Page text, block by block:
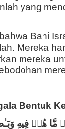
yang
Bani
Mereka
mereka
Bentuk
هُمۡ فِیهِ